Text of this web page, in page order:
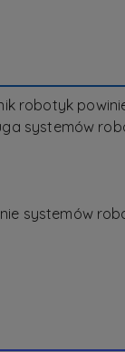
robotyk
systemów
systemów